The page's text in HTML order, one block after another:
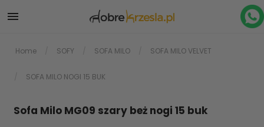

Home SOFY SOFA MILO SOFA MILO VELVET
SOFA MILO NOGI 15 BUK
Sofa Milo MG09 szary beż nogi 15 buk